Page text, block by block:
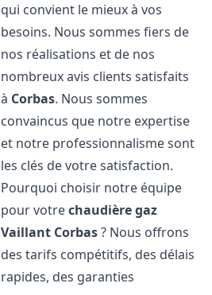
qui convient le mieux à vos
besoins. Nous sommes fiers de
nos réalisations et de nos
nombreux avis clients satisfaits
à Corbas. Nous sommes
convaincus que notre expertise
et notre professionnalisme sont
les clés de votre satisfaction.
Pourquoi choisir notre équipe
pour votrechaudière gaz
Vaillant Corbas? Nous offrons
des tarifs compétitifs, des délais
rapides, des garanties